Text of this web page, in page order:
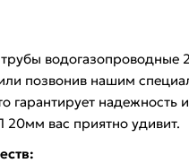
водогазопроводные
позвонив нашим
надежность
20мм вас приятно удивит.